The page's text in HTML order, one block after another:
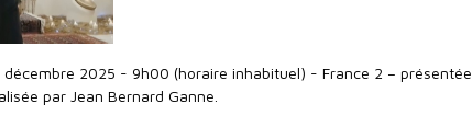
décembre 2025 - 9h00 (horaire inhabituel) - France 2 –
par Jean Bernard Ganne.